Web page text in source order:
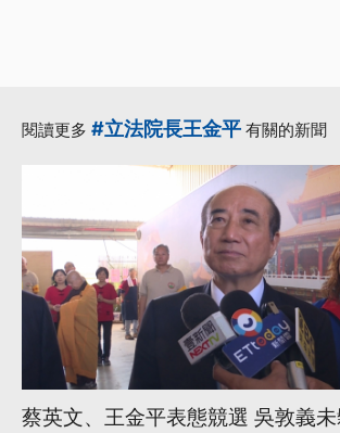
閱讀更多 #立法院長王金平 有關的新聞
蔡英文、王金平表態競選 吳敦義未